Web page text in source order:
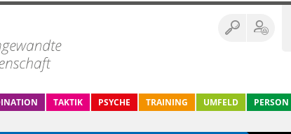
TAKTIK PSYCHE TRAINING UMFELD PERSON